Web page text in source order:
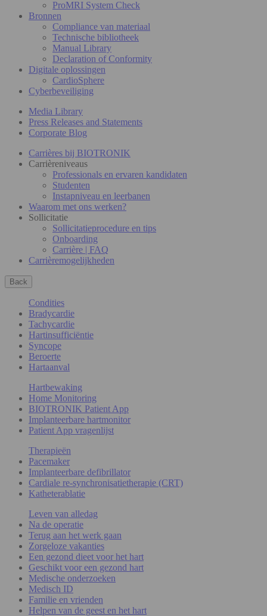
ProMRI System Check
Bronnen
Compliance van materiaal
Technische bibliotheek
Manual Library
Declaration of Conformity
Digitale oplossingen
CardioSphere
Cyberbeveiliging
Media Library
Press Releases and Statements
Corporate Blog
Carrières bij BIOTRONIK
Carrièreniveaus
Professionals en ervaren kandidaten
Studenten
Instapniveau en leerbanen
Waarom met ons werken?
Sollicitatie
Sollicitatieprocedure en tips
Onboarding
Carrière | FAQ
Carrièremogelijkheden
Back
Condities
Bradycardie
Tachycardie
Hartinsufficiëntie
Syncope
Beroerte
Hartaanval
Hartbewaking
Home Monitoring
BIOTRONIK Patient App
Implanteerbare hartmonitor
Patient App vragenlijst
Therapieën
Pacemaker
Implanteerbare defibrillator
Cardiale re-synchronisatietherapie (CRT)
Katheterablatie
Leven van alledag
Na de operatie
Terug aan het werk gaan
Zorgeloze vakanties
Een gezond dieet voor het hart
Geschikt voor een gezond hart
Medische onderzoeken
Medisch ID
Familie en vrienden
Helpen van de geest en het hart